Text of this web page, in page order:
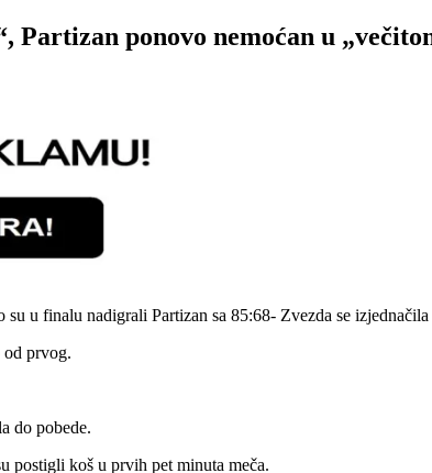
ponovo nemoćan u
u finalu nadigrali Partizan sa 85:68- Zvezda se
od prvog.
do pobede.
postigli koš u prvih pet minuta meča.